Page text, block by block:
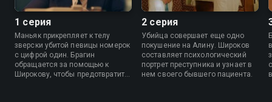
1 серия
Маньяк прикрепляет к телу
зверски убитой певицы номерок
с цифрой один. Брагин
обращается за помощью к
Широкову, чтобы предотвратить
2 серия
Убийца совершает еще одно
покушение на Алину. Широков
составляет психологический
портрет преступника и узнает в
нем своего бывшего пациента.